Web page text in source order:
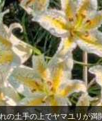
の土手の上でヤマユリが満